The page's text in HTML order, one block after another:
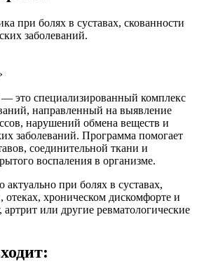
при болях в суставах, скованности
заболеваний.
— это специализированный комплекс
направленный на выявление
нарушений обмена веществ и
заболеваний. Программа помогает
соединительной ткани и
воспаления в организме.
при болях в суставах,
хроническом дискомфорте и
артрит или другие ревматологические